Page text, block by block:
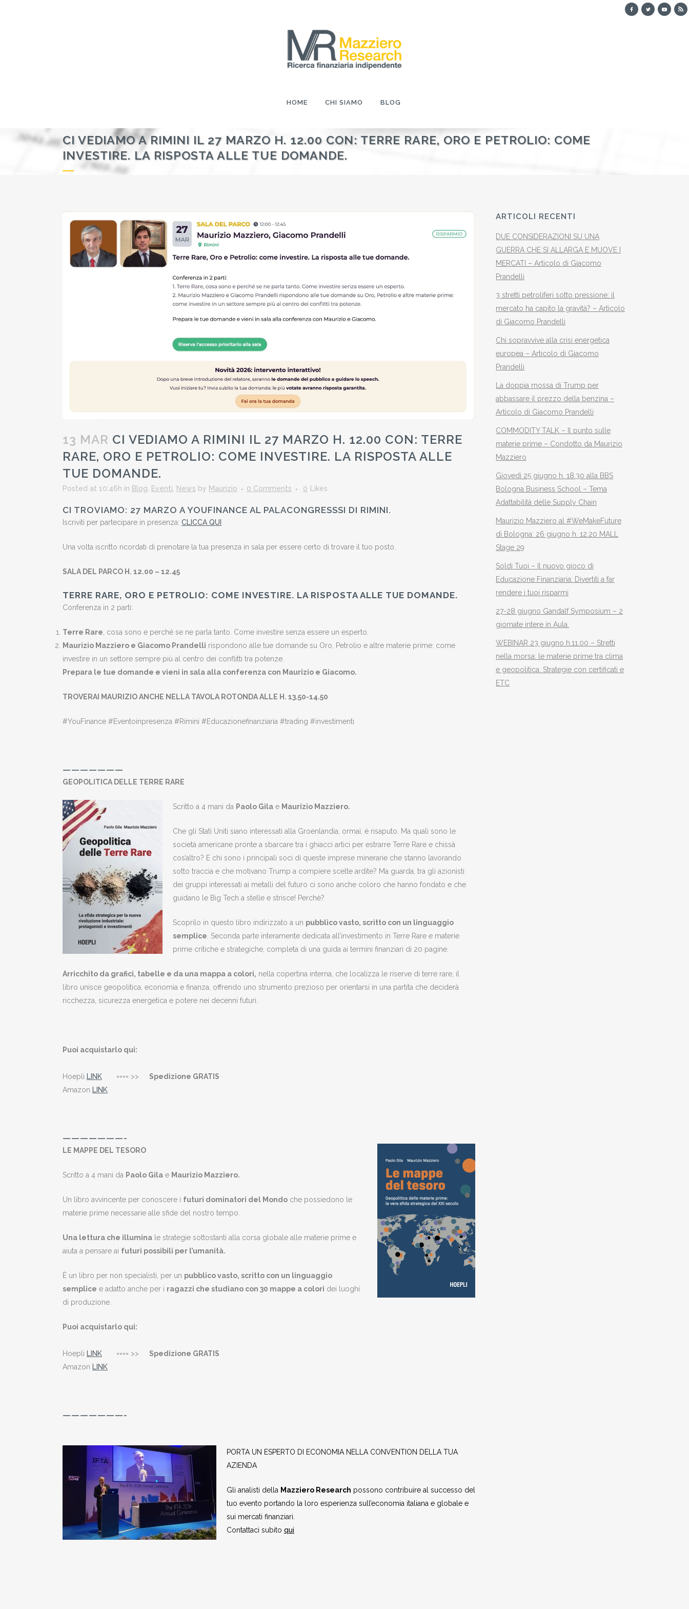
HOME CHI SIAMO BLOG
CI VEDIAMO A RIMINI IL 27 MARZO H. 12.00 CON: TERRE RARE, ORO E PETROLIO: COME
INVESTIRE. LA RISPOSTA ALLE TUE DOMANDE.
13 MAR CI VEDIAMO A RIMINI IL 27 MARZO H. 12.00 CON: TERRE
RARE, ORO E PETROLIO: COME INVESTIRE. LA RISPOSTA ALLE
TUE DOMANDE.
Posted at 10:46h in Blog Eventi News by Maurizio 0 Comments 0 Likes
CI TROVIAMO: 27 MARZO A YOUFINANCE AL PALACONGRESSSI DI RIMINI.
Iscriviti per partecipare in presenza: CLICCA QUI
Una volta iscritto ricordati di prenotare la tua presenza in sala per essere certo di trovare il tuo posto.
SALA DEL PARCO H. 12.00 – 12.45
TERRE RARE, ORO E PETROLIO: COME INVESTIRE. LA RISPOSTA ALLE TUE DOMANDE.
Conferenza in 2 parti:
Terre Rare , cosa sono e perché se ne parla tanto. Come investire senza essere un esperto.
Maurizio Mazziero e Giacomo Prandelli rispondono alle tue domande su Oro, Petrolio e altre materie prime: come
investire in un settore sempre più al centro dei conflitti tra potenze.
Prepara le tue domande e vieni in sala alla conferenza con Maurizio e Giacomo.
TROVERAI MAURIZIO ANCHE NELLA TAVOLA ROTONDA ALLE H. 13.50-14.50
#YouFinance #Eventoinpresenza #Rimini #Educazionefinanziaria #trading #investimenti
———————
GEOPOLITICA DELLE TERRE RARE
Scritto a 4 mani da Paolo Gila e Maurizio Mazziero.
Che gli Stati Uniti siano interessati alla Groenlandia, ormai, è risaputo. Ma quali sono le
società americane pronte a sbarcare tra i ghiacci artici per estrarre Terre Rare e chissà
cos’altro? E chi sono i principali soci di queste imprese minerarie che stanno lavorando
sotto traccia e che motivano Trump a compiere scelte ardite? Ma guarda, tra gli azionisti
dei gruppi interessati ai metalli del futuro ci sono anche coloro che hanno fondato e che
guidano le Big Tech a stelle e strisce! Perchè?
Scoprilo in questo libro indirizzato a un pubblico vasto, scritto con un linguaggio
semplice . Seconda parte interamente dedicata all’investimento in Terre Rare e materie
prime critiche e strategiche, completa di una guida ai termini finanziari di 20 pagine.
Arricchito da grafici, tabelle e da una mappa a colori, nella copertina interna, che localizza le riserve di terre rare, il
libro unisce geopolitica, economia e finanza, offrendo uno strumento prezioso per orientarsi in una partita che deciderà
ricchezza, sicurezza energetica e potere nei decenni futuri.
Puoi acquistarlo qui:
Hoepli LINK ==== >> Spedizione GRATIS
Amazon LINK
———————-
LE MAPPE DEL TESORO
Scritto a 4 mani da Paolo Gila e Maurizio Mazziero.
Un libro avvincente per conoscere i futuri dominatori del Mondo che possiedono le
materie prime necessarie alle sfide del nostro tempo.
Una lettura che illumina le strategie sottostanti alla corsa globale alle materie prime e
aiuta a pensare ai futuri possibili per l’umanità.
È un libro per non specialisti, per un pubblico vasto, scritto con un linguaggio
semplice e adatto anche per i ragazzi che studiano con 30 mappe a colori dei luoghi
di produzione.
Puoi acquistarlo qui:
Hoepli LINK ==== >> Spedizione GRATIS
Amazon LINK
———————-
PORTA UN ESPERTO DI ECONOMIA NELLA CONVENTION DELLA TUA
AZIENDA
Gli analisti della Mazziero Research possono contribuire al successo del
tuo evento portando la loro esperienza sull’economia italiana e globale e
sui mercati finanziari.
Contattaci subito qui
ARTICOLI RECENTI
DUE CONSIDERAZIONI SU UNA
GUERRA CHE SI ALLARGA E MUOVE I
MERCATI – Articolo di Giacomo
Prandelli
3 stretti petroliferi sotto pressione: il
mercato ha capito la gravità? – Articolo
di Giacomo Prandelli
Chi sopravvive alla crisi energetica
europea – Articolo di Giacomo
Prandelli
La doppia mossa di Trump per
abbassare il prezzo della benzina –
Articolo di Giacomo Prandelli
COMMODITY TALK – Il punto sulle
materie prime – Condotto da Maurizio
Mazziero
Giovedì 25 giugno h. 18.30 alla BBS
Bologna Business School – Tema
Adattabilità delle Supply Chain
Maurizio Mazziero al #WeMakeFuture
di Bologna: 26 giugno h. 12.20 MALL
Stage 29
Soldi Tuoi – Il nuovo gioco di
Educazione Finanziaria: Divertiti a far
rendere i tuoi risparmi
27-28 giugno Gandalf Symposium – 2
giornate intere in Aula.
WEBINAR 23 giugno h.11.00 – Stretti
nella morsa: le materie prime tra clima
e geopolitica. Strategie con certificati e
ETC